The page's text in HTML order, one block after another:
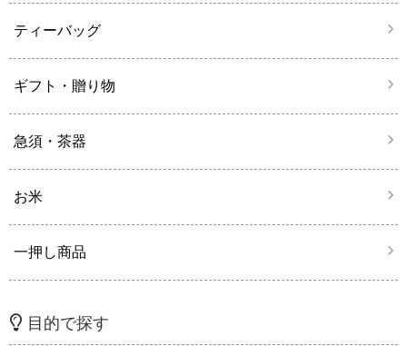
ティーバッグ
ギフト・贈り物
急須・茶器
お米
一押し商品
目的で探す